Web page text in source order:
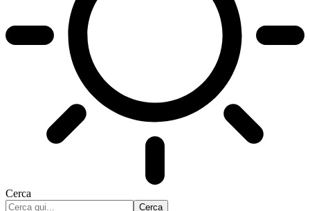
Cerca